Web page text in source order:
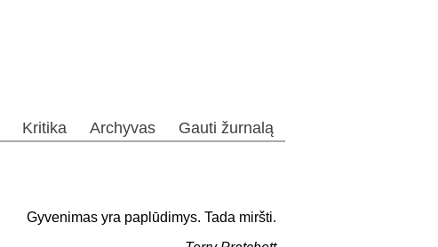
Kritika Archyvas Gauti žurnalą
Gyvenimas yra paplūdimys. Tada miršti.